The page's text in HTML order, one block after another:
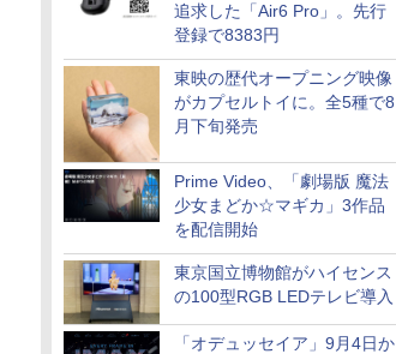
追求した「Air6 Pro」。先行
登録で8383円
東映の歴代オープニング映像
がカプセルトイに。全5種で8
月下旬発売
Prime Video、「劇場版 魔法
少女まどか☆マギカ」3作品
を配信開始
東京国立博物館がハイセンス
の100型RGB LEDテレビ導入
「オデュッセイア」9月4日か